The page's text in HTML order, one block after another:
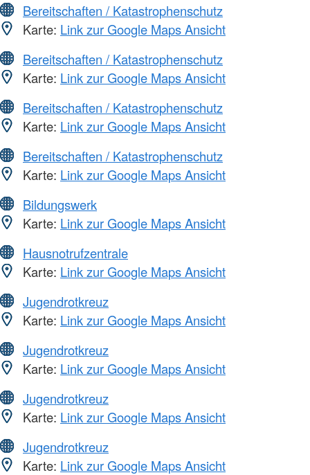
Bereitschaften / Katastrophenschutz
Karte: Link zur Google Maps Ansicht
Bereitschaften / Katastrophenschutz
Karte: Link zur Google Maps Ansicht
Bereitschaften / Katastrophenschutz
Karte: Link zur Google Maps Ansicht
Bereitschaften / Katastrophenschutz
Karte: Link zur Google Maps Ansicht
Bildungswerk
Karte: Link zur Google Maps Ansicht
Hausnotrufzentrale
Karte: Link zur Google Maps Ansicht
Jugendrotkreuz
Karte: Link zur Google Maps Ansicht
Jugendrotkreuz
Karte: Link zur Google Maps Ansicht
Jugendrotkreuz
Karte: Link zur Google Maps Ansicht
Jugendrotkreuz
Karte: Link zur Google Maps Ansicht